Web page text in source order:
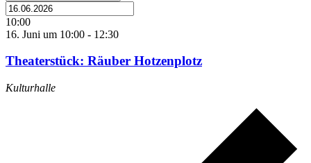
10:00
16. Juni um 10:00 - 12:30
Theaterstück: Räuber Hotzenplotz
Kulturhalle